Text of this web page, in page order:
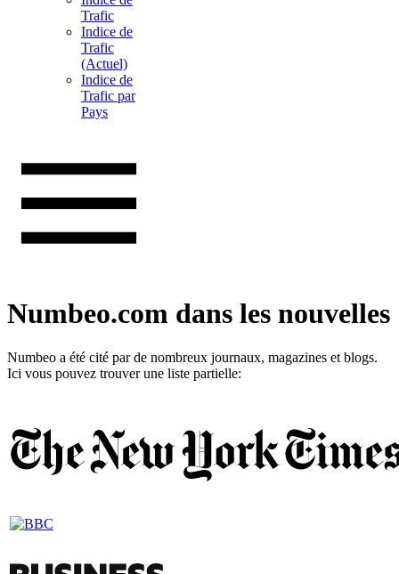
Trafic
Indice de
Trafic
(Actuel)
Indice de
Trafic par
Pays
Numbeo.com dans les nouvelles
Numbeo a été cité par de nombreux journaux, magazines et blogs.
Ici vous pouvez trouver une liste partielle: